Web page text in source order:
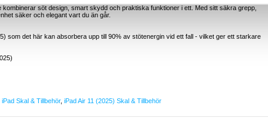
kombinerar söt design, smart skydd och praktiska funktioner i ett. Med sitt säkra grepp,
säker och elegant vart du än går.
som det här kan absorbera upp till 90% av stötenergin vid ett fall - vilket ger ett starkare
iPad Skal & Tillbehör, iPad Air 11 (2025) Skal & Tillbehör